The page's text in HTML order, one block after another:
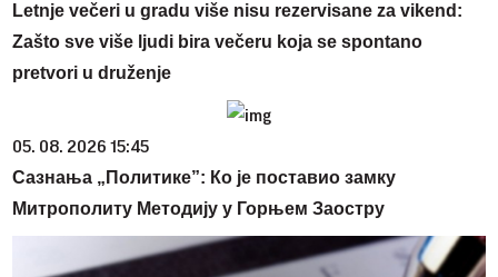
Letnje večeri u gradu više nisu rezervisane za vikend:
Zašto sve više ljudi bira večeru koja se spontano
pretvori u druženje
05. 08. 2026 15:45
Сазнања „Политике”: Ко је поставио замку
Митрополиту Методију у Горњем Заостру